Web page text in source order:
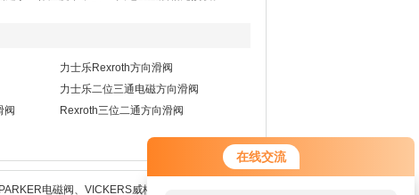
在线交流
力士乐Rexroth方向滑阀
力士乐二位三通电磁方向滑阀
阀
Rexroth三位二通方向滑阀
电磁阀、VICKERS威格士电磁阀、液压泵和